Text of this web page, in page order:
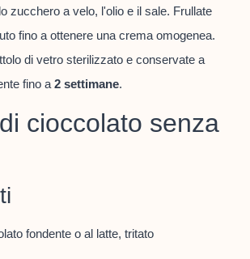
zucchero a velo, l'olio e il sale. Frullate
fino a ottenere una crema omogenea.
di vetro sterilizzato e conservate a
fino a 2 settimane.
cioccolato senza
fondente o al latte, tritato